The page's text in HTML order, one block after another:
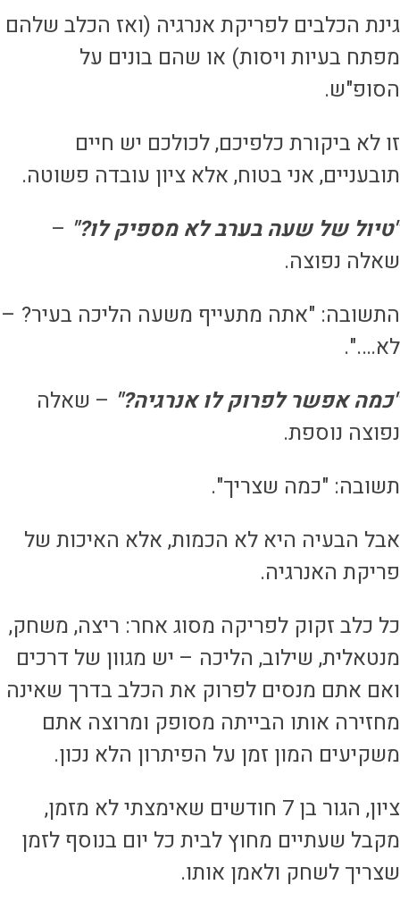
הכלבים לפריקת אנרגיה (ואז הכלב שלהם
בעיות ויסות) או שהם בונים על
לא ביקורת כלפיכם, לכולכם יש חיים
אני בטוח, אלא ציון עובדה פשוטה.
של שעה בערב לא מספיק לו?"–
נפוצה.
"אתה מתעייף משעה הליכה בעיר? –
אפשר לפרוק לו אנרגיה?"– שאלה
נוספת.
"כמה שצריך".
הבעיה היא לא הכמות, אלא האיכות של
האנרגיה.
כלב זקוק לפריקה מסוג אחר: ריצה, משחק,
שילוב, הליכה – יש מגוון של דרכים
אתם מנסים לפרוק את הכלב בדרך שאינה
אותו הבייתה מסופק ומרוצה אתם
המון זמן על הפיתרון הלא נכון.
ציון, הגור בן 7 חודשים שאימצתי לא מזמן,
שעתיים מחוץ לבית כל יום בנוסף לזמן
לשחק ולאמן אותו.